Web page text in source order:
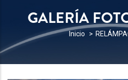
GALERÍA
DE
Inicio